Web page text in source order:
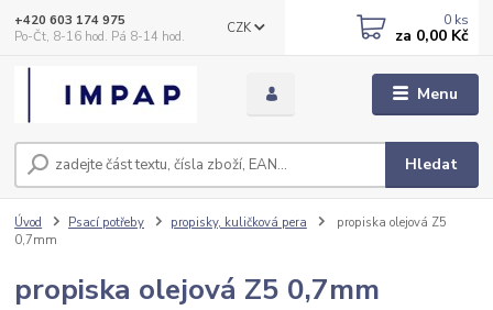
Menu
CZK
Hledat
+420 603 174 975
Po-Čt, 8-16 hod. Pá 8-14 hod.
0 ks
za 0,00 Kč
Úvod Psací potřeby propisky, kuličková pera
propiska olejová Z5
0,7mm
propiska olejová Z5 0,7mm